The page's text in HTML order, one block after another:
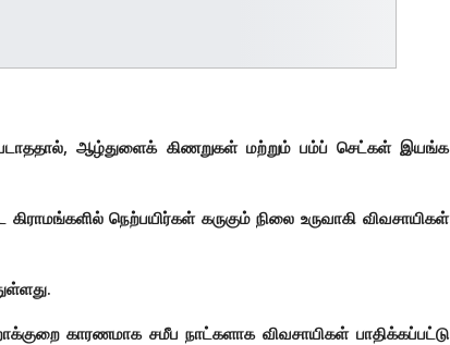
ஆழ்துளைக் கிணறுகள் மற்றும் பம்ப் செட்கள் இயங்க
நெற்பயிர்கள் கருகும் நிலை உருவாகி விவசாயிகள்
காரணமாக சமீப நாட்களாக விவசாயிகள் பாதிக்கப்பட்டு